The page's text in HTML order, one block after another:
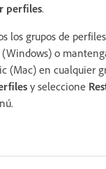
perfiles.
los grupos de
o
(Mac) en cualquier
y seleccione